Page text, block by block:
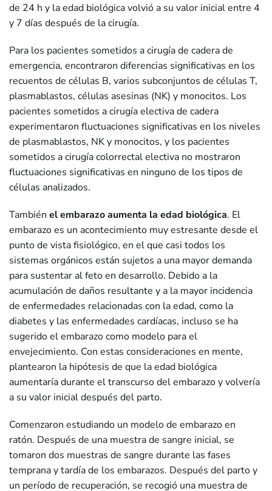
de 24 h y la edad biológica volvió a su valor inicial entre 4
y 7 días después de la cirugía.
Para los pacientes sometidos a cirugía de cadera de
emergencia, encontraron diferencias significativas en los
recuentos de células B, varios subconjuntos de células T,
plasmablastos, células asesinas (NK) y monocitos. Los
pacientes sometidos a cirugía electiva de cadera
experimentaron fluctuaciones significativas en los niveles
de plasmablastos, NK y monocitos, y los pacientes
sometidos a cirugía colorrectal electiva no mostraron
fluctuaciones significativas en ninguno de los tipos de
células analizados.
También el embarazo aumenta la edad biológica. El
embarazo es un acontecimiento muy estresante desde el
punto de vista fisiológico, en el que casi todos los
sistemas orgánicos están sujetos a una mayor demanda
para sustentar al feto en desarrollo. Debido a la
acumulación de daños resultante y a la mayor incidencia
de enfermedades relacionadas con la edad, como la
diabetes y las enfermedades cardíacas, incluso se ha
sugerido el embarazo como modelo para el
envejecimiento. Con estas consideraciones en mente,
plantearon la hipótesis de que la edad biológica
aumentaría durante el transcurso del embarazo y volvería
a su valor inicial después del parto.
Comenzaron estudiando un modelo de embarazo en
ratón. Después de una muestra de sangre inicial, se
tomaron dos muestras de sangre durante las fases
temprana y tardía de los embarazos. Después del parto y
un período de recuperación, se recogió una muestra de